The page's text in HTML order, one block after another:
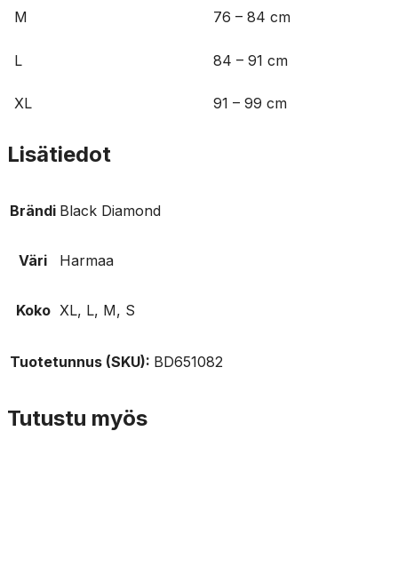
M 76 – 84 cm
L 84 – 91 cm
XL 91 – 99 cm
Lisätiedot
Brändi Black Diamond
Väri Harmaa
Koko XL, L, M, S
Tuotetunnus (SKU): BD651082
Tutustu myös